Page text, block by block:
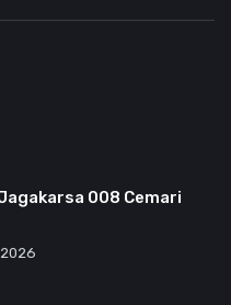
008 Cemari